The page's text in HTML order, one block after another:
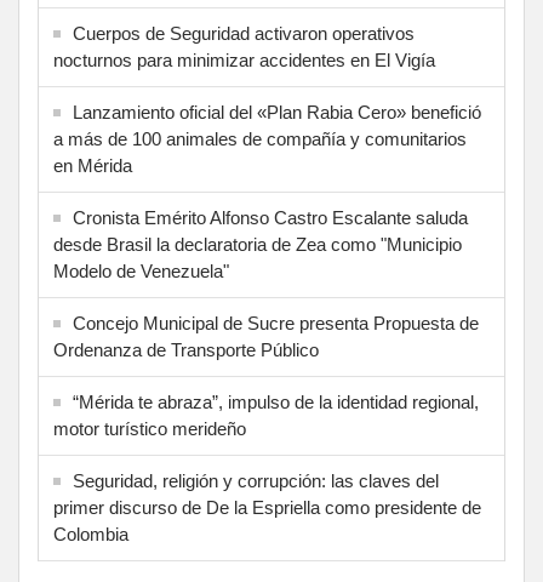
Cuerpos de Seguridad activaron operativos
nocturnos para minimizar accidentes en El Vigía
Lanzamiento oficial del «Plan Rabia Cero» benefició
a más de 100 animales de compañía y comunitarios
en Mérida
Cronista Emérito Alfonso Castro Escalante saluda
desde Brasil la declaratoria de Zea como "Municipio
Modelo de Venezuela"
Concejo Municipal de Sucre presenta Propuesta de
Ordenanza de Transporte Público
“Mérida te abraza”, impulso de la identidad regional,
motor turístico merideño
Seguridad, religión y corrupción: las claves del
primer discurso de De la Espriella como presidente de
Colombia